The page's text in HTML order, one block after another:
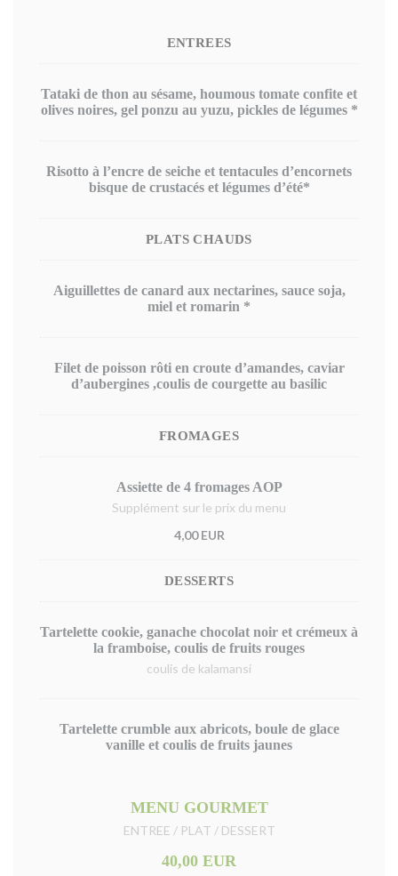
ENTREES
Tataki de thon au sésame, houmous tomate confite et
olives noires, gel ponzu au yuzu, pickles de légumes *
Risotto à l’encre de seiche et tentacules d’encornets
bisque de crustacés et légumes d’été*
PLATS CHAUDS
Aiguillettes de canard aux nectarines, sauce soja,
miel et romarin *
Filet de poisson rôti en croute d’amandes, caviar
d’aubergines ,coulis de courgette au basilic
FROMAGES
Assiette de 4 fromages AOP
Supplément sur le prix du menu
4,00 EUR
DESSERTS
Tartelette cookie, ganache chocolat noir et crémeux à
la framboise, coulis de fruits rouges
coulis de kalamansi
Tartelette crumble aux abricots, boule de glace
vanille et coulis de fruits jaunes
MENU GOURMET
ENTREE / PLAT / DESSERT
40,00 EUR